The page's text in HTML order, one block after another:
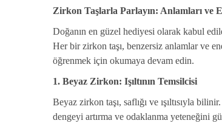
Zirkon Taşlarla Parlayın: Anlamları ve
Doğanın en güzel hediyesi olarak kabul
Her bir zirkon taşı, benzersiz anlamlar ve
öğrenmek için okumaya devam edin.
1. Beyaz Zirkon: Işıltının Temsilcisi
Beyaz zirkon taşı, saflığı ve ışıltısıyla
dengeyi artırma ve odaklanma yeteneğini